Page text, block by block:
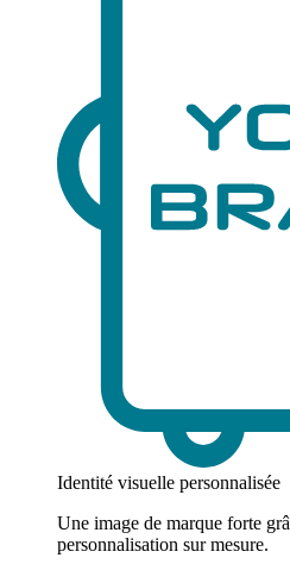
Identité visuelle personnalisée
Une image de marque forte
personnalisation sur mesure.